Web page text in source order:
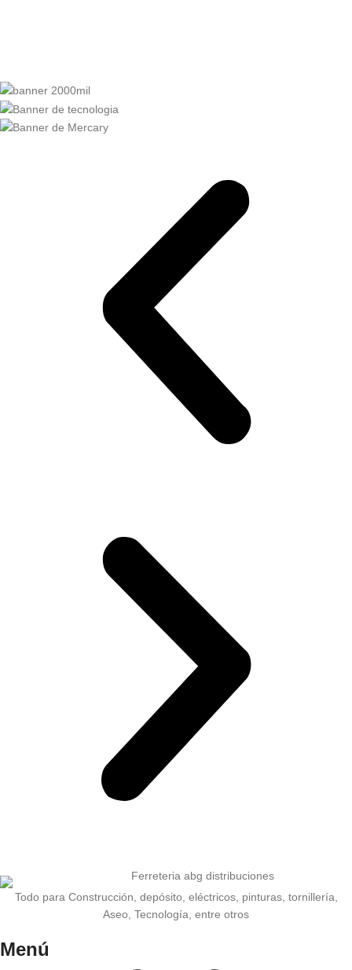
Todo para Construcción, depósito, eléctricos, pinturas, tornillería,
Aseo, Tecnología, entre otros
Menú